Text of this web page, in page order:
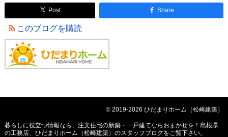
Post Share
このブログを購読
© 2019-2026 ひだまりホーム（松崎建築）
暮らしに役立つ情報なら、 注文住宅の新築・一戸建てならおまかせを！島根県
の工務店、ひだまりホーム（松崎建築）のスタッフブログをご覧下さい。